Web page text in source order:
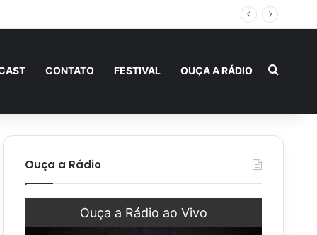
CONTATO FESTIVAL OUÇA A RÁDIO
Ouça a Rádio
Ouça a Rádio ao Vivo